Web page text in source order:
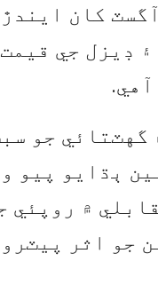
گهٽتائي جو
ٻڌايو پيو
۾ روپئي
جو اثر